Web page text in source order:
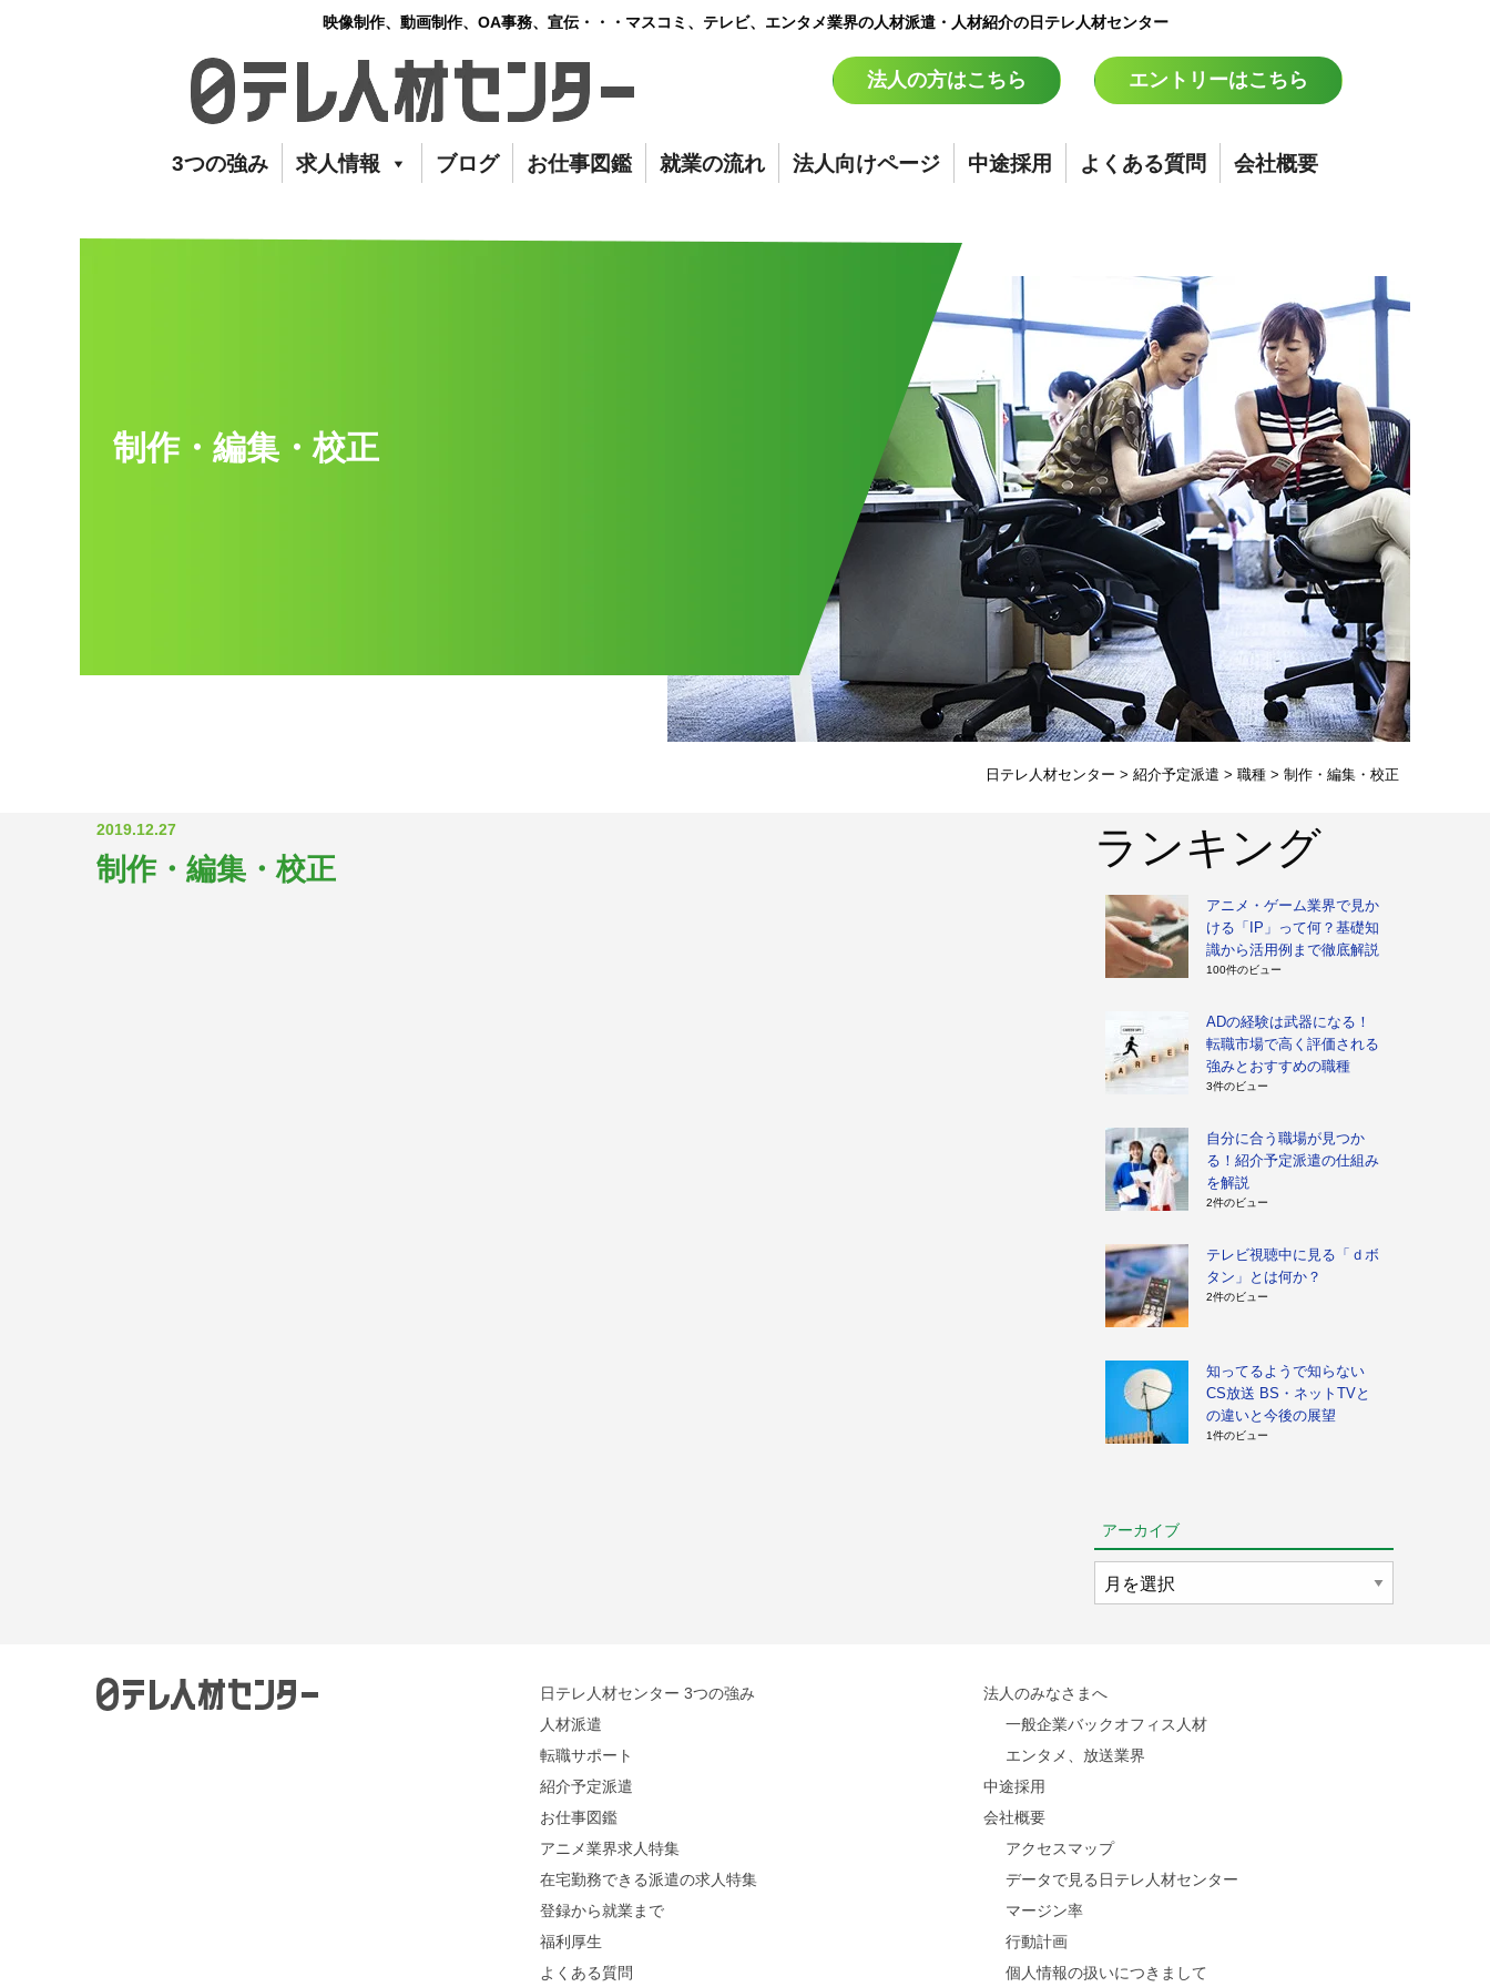
映像制作、動画制作、OA事務、宣伝・・・マスコミ、テレビ、エンタメ業界の人材派遣・人材紹介の日テレ人材センター
法人の方はこちら エントリーはこちら
3つの強み 求人情報 ブログ お仕事図鑑 就業の流れ 法人向けページ 中途採用 よくある質問 会社概要
制作・編集・校正
日テレ人材センター > 紹介予定派遣 > 職種 > 制作・編集・校正
2019.12.27
制作・編集・校正 ランキング
アニメ・ゲーム業界で見か
ける「IP」って何？基礎知
識から活用例まで徹底解説
100件のビュー
ADの経験は武器になる！
転職市場で高く評価される
強みとおすすめの職種
3件のビュー
自分に合う職場が見つか
る！紹介予定派遣の仕組み
を解説
2件のビュー
テレビ視聴中に見る「ｄボ
タン」とは何か？
2件のビュー
知ってるようで知らない
CS放送 BS・ネットTVと
の違いと今後の展望
1件のビュー
アーカイブ
ー
日テレ人材センター 3つの強み
人材派遣
転職サポート
紹介予定派遣
お仕事図鑑
アニメ業界求人特集
在宅勤務できる派遣の求人特集
登録から就業まで
福利厚生
よくある質問
法人のみなさまへ
一般企業バックオフィス人材
エンタメ、放送業界
中途採用
会社概要
アクセスマップ
データで見る日テレ人材センター
マージン率
行動計画
個人情報の扱いにつきまして